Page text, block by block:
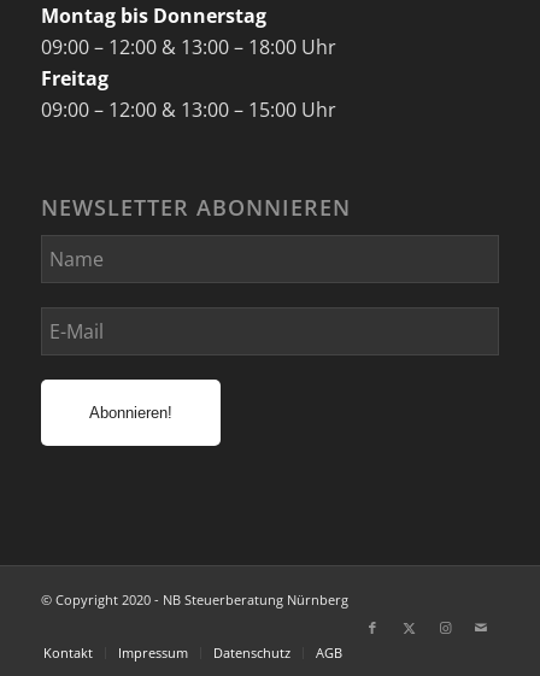
Montag bis Donnerstag
09:00 – 12:00 & 13:00 – 18:00 Uhr
Freitag
09:00 – 12:00 & 13:00 – 15:00 Uhr
NEWSLETTER ABONNIEREN
© Copyright 2020 - NB Steuerberatung Nürnberg
Kontakt Impressum Datenschutz AGB